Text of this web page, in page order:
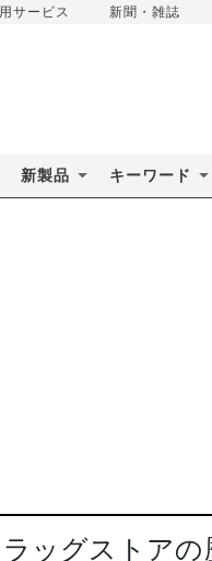
サービス 新聞・雑誌
新製品 キーワード
ッグストアの